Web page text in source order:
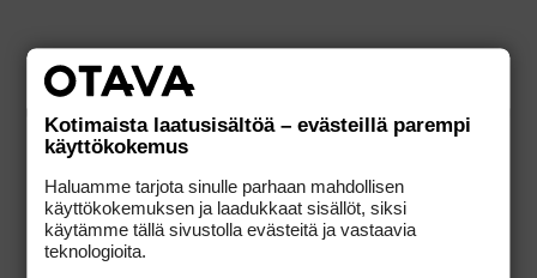
Kotimaista laatusisältöä – evästeillä parempi
käyttökokemus
Haluamme tarjota sinulle parhaan mahdollisen
käyttökokemuksen ja laadukkaat sisällöt, siksi
käytämme tällä sivustolla evästeitä ja vastaavia
teknologioita.